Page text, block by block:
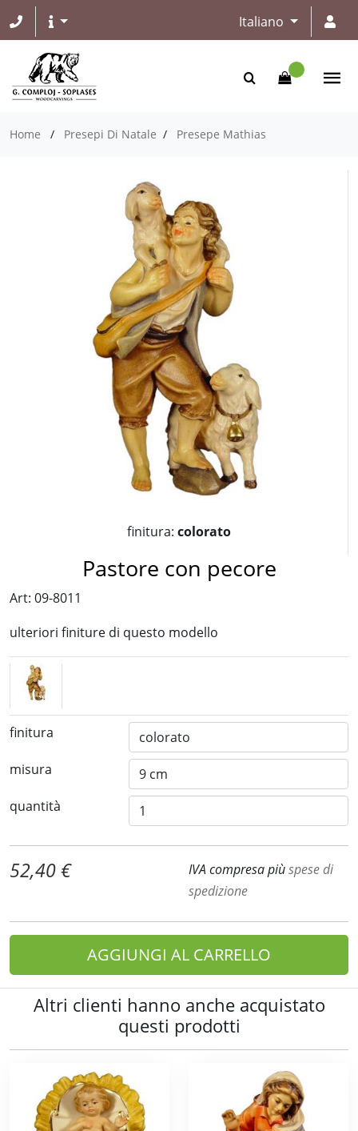
Italiano
Home / Presepi Di Natale / Presepe Mathias
finitura: colorato
Pastore con pecore
Art: 09-8011
ulteriori finiture di questo modello
finitura
misura
quantità
52,40 € IVA compresa piùspese di
spedizione
AGGIUNGI AL CARRELLO
Altri clienti hanno anche acquistato
questi prodotti